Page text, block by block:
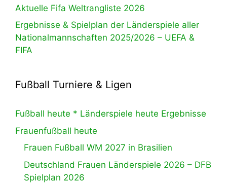
Aktuelle Fifa Weltrangliste 2026
Ergebnisse & Spielplan der Länderspiele aller
Nationalmannschaften 2025/2026 – UEFA &
FIFA
Fußball Turniere & Ligen
Fußball heute * Länderspiele heute Ergebnisse
Frauenfußball heute
Frauen Fußball WM 2027 in Brasilien
Deutschland Frauen Länderspiele 2026 – DFB
Spielplan 2026